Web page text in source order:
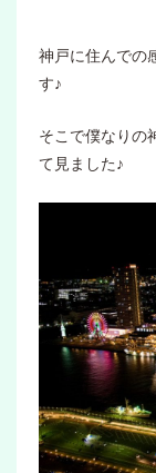
神戸に住んでの
す♪
そこで僕なりの
て見ました♪